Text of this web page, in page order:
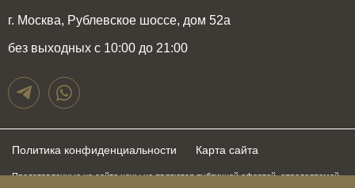
г. Москва, Рублевское шоссе, дом 52а
без выходных с 10:00 до 21:00
Политика конфиденциальности Карта сайта
Представленные на сайте цены не являются публичной офертой, определяемой